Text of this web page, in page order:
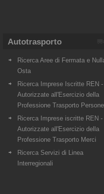
Autotrasporto
Ricerca Aree di Fermata e
Osta
Ricerca Imprese Iscritte REN -
Autorizzate all'Esercizio della
Professione Trasporto Persone
Ricerca Imprese iscritte REN -
Autorizzate all'Esercizio della
Professione Trasporto Merci
Ricerca Servizi di Linea
Interregionali